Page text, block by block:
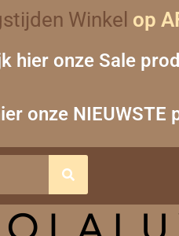
Winkel op
hier onze Sale
onze NIEUWSTE